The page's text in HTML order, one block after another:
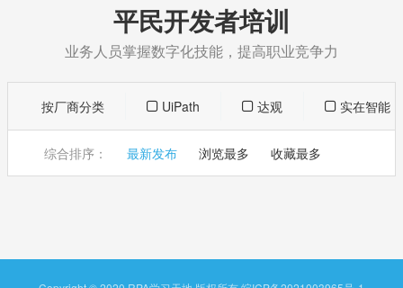
平民开发者培训
业务人员掌握数字化技能，提高职业竞争力
按厂商分类 UiPath 达观 实在智能
综合排序： 最新发布 浏览最多 收藏最多